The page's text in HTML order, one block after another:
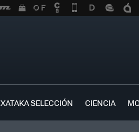
XATAKA SELECCIÓN CIENCIA